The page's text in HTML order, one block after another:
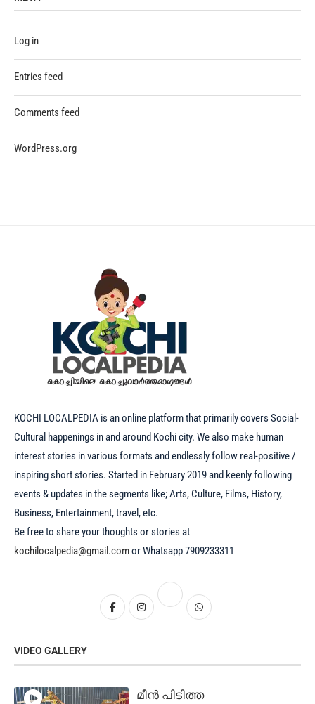
Log in
Entries feed
Comments feed
WordPress.org
KOCHI LOCALPEDIA is an online platform that primarily covers Social-
Cultural happenings in and around Kochi city. We also make human
interest stories in various formats and endlessly follow real-positive /
inspiring short stories. Started in February 2019 and keenly following
events & updates in the segments like; Arts, Culture, Films, History,
Business, Entertainment, travel, etc.
Be free to share your thoughts or stories at
kochilocalpedia@gmail.comor Whatsapp 7909233311
VIDEO GALLERY
മീൻ പിടിത്ത